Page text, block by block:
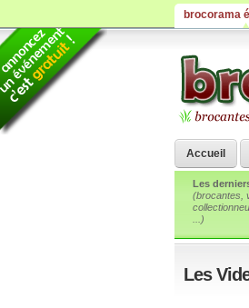
Accueil
Les
(brocantes,
...)
Les
brocorama